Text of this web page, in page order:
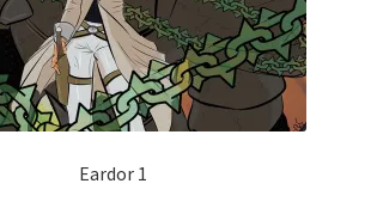
Eardor 1